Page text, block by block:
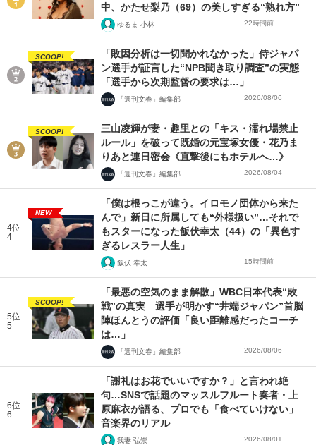
中、かたせ梨乃（69）の美しすぎる“熟れ方”
ゆるま 小林 22時間前
SCOOP!
「敗因分析は一切聞かれなかった」侍ジャパ
ン選手が証言した“NPB聞き取り調査”の実態
「選手から次期監督の要求は…」
「週刊文春」編集部 2026/08/06
SCOOP!
三山凌輝が妻・趣里との「キス・濡れ場禁止
ルール」を破って既婚の元宝塚女優・花乃ま
りあと連日密会《直撃後にもホテルへ…》
「週刊文春」編集部 2026/08/04
4位
4
NEW
「僕は根っこが違う。イロモノ団体から来た
んで」新日に所属しても“外様扱い”…それで
もスターになった飯伏幸太（44）の「異色す
ぎるレスラー人生」
飯伏 幸太 15時間前
5位
5
SCOOP!
「最悪の空気のまま解散」WBC日本代表“敗
戦”の真実 選手が明かす“井端ジャパン”首脳
陣ほんとうの評価「良い距離感だったコーチ
は…」
「週刊文春」編集部 2026/08/06
6位
6
「謝礼はお花でいいですか？」と言われ絶
句…SNSで話題のマッスルフルート奏者・上
原麻衣が語る、プロでも「食べていけない」
音楽界のリアル
我妻 弘崇 2026/08/01